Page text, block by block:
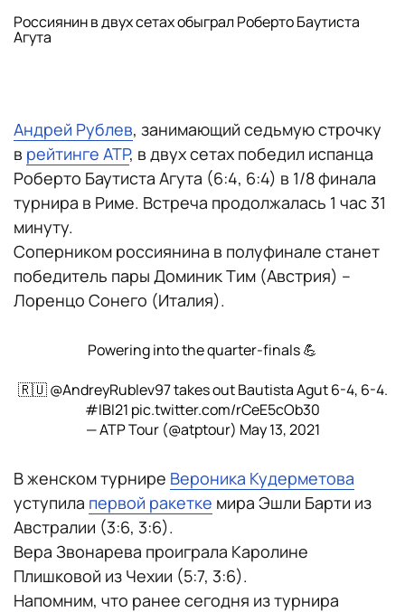
Россиянин в двух сетах обыграл Роберто Баутиста
Агута
Андрей Рублев, занимающий седьмую строчку
в рейтинге ATP, в двух сетах победил испанца
Роберто Баутиста Агута (6:4, 6:4) в 1/8 финала
турнира в Риме. Встреча продолжалась 1 час 31
минуту.
Соперником россиянина в полуфинале станет
победитель пары Доминик Тим (Австрия) –
Лоренцо Сонего (Италия).
Powering into the quarter-finals 💪
🇷🇺@AndreyRublev97takes out Bautista Agut 6-4, 6-4.
#IBI21 pic.twitter.com/rCeE5cOb30
— ATP Tour (@atptour) May 13, 2021
В женском турнире Вероника Кудерметова
уступила первой ракетке мира Эшли Барти из
Австралии (3:6, 3:6).
Вера Звонарева проиграла Каролине
Плишковой из Чехии (5:7, 3:6).
Напомним, что ранее сегодня из турнира